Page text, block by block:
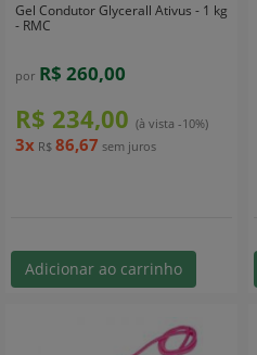
Gel Condutor Glycerall Ativus - 1 kg
- RMC
por R$ 260,00
R$ 234,00 (à vista -10%)
3x R$ 86,67 sem juros
Adicionar ao carrinho